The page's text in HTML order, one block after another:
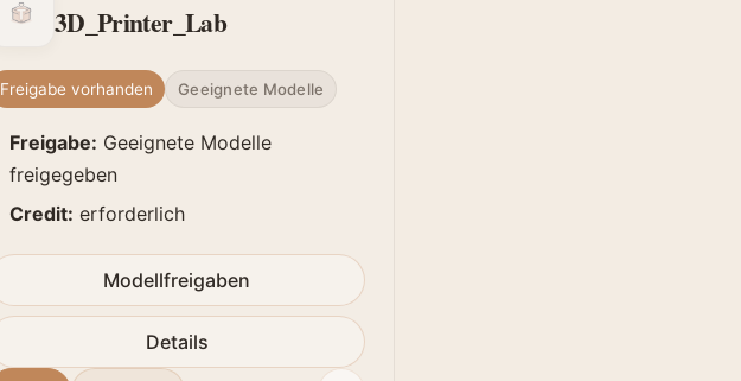
3D_Printer_Lab
Freigabe vorhanden Geeignete Modelle
Freigabe: Geeignete Modelle
freigegeben
Credit: erforderlich
Modellfreigaben
Details